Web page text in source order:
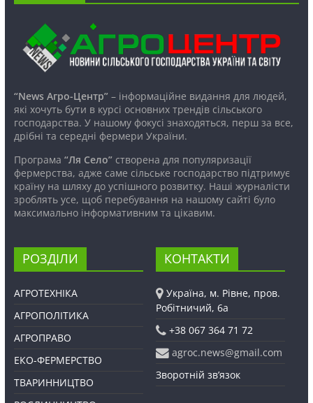
“News Агро-Центр”– інформаційне видання для людей,
які хочуть бути в курсі основних трендів сільського
господарства. У нашому фокусі знаходяться, перш за все,
дрібні та середні фермери України.
Програма “Ля Село”створена для популяризації
фермерства, адже саме сільське господарство підтримує
країну на шляху до успішного розвитку. Наші журналісти
зроблять усе, щоб перебування на нашому сайті було
максимально інформативним та цікавим.
РОЗДІЛИ
АГРОТЕХНІКА
АГРОПОЛІТИКА
АГРОПРАВО
ЕКО-ФЕРМЕРСТВО
ТВАРИННИЦТВО
КОНТАКТИ
Україна, м. Рівне, пров.
Робітничий, 6а
+38 067 364 71 72
agroc.news@gmail.com
Зворотній зв’язок